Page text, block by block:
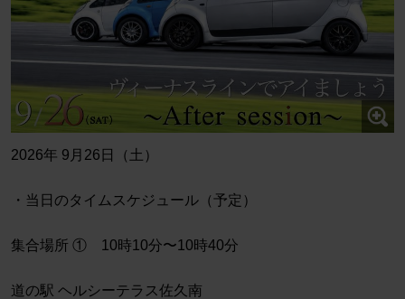
2026年 9月26日（土）
・当日のタイムスケジュール（予定）
集合場所 ① 10時10分〜10時40分
道の駅 ヘルシーテラス佐久南